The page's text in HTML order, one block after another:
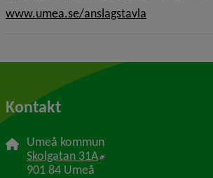
www.umea.se/anslagstavla
Kontakt
Umeå kommun
Skolgatan 31A Länk till annan
901 84 Umeå